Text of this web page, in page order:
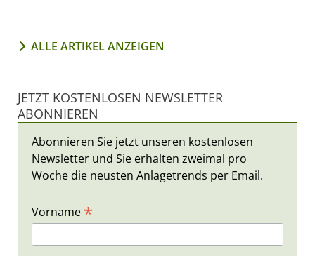
ALLE ARTIKEL ANZEIGEN
JETZT KOSTENLOSEN NEWSLETTER
ABONNIEREN
Abonnieren Sie jetzt unseren kostenlosen
Newsletter und Sie erhalten zweimal pro
Woche die neusten Anlagetrends per Email.
Vorname *